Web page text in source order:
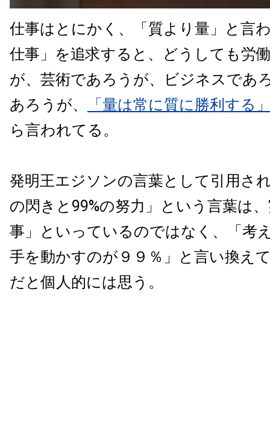
仕事はとにかく、「質より量」と言
仕事」を追求すると、どうしても労
が、芸術であろうが、ビジネスであ
あろうが、
「量は常に質に勝利する
ら言われてる。
発明王エジソンの言葉として引用さ
の閃きと99%の努力」という言葉は
事」といっているのではなく、「考
手を動かすのが９９％」と言い換え
だと個人的には思う。